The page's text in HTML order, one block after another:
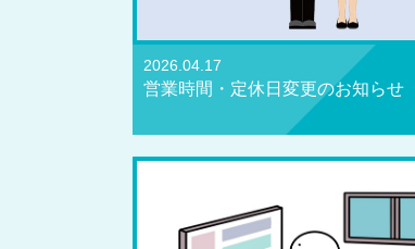
2026.04.17
営業時間・定休日変更のお知らせ